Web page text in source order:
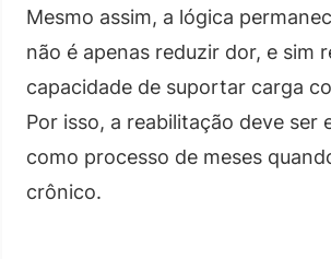
Mesmo assim, a lógica
não é apenas reduzir dor, e sim
capacidade de suportar carga
Por isso, a reabilitação deve ser
como processo de meses
crônico.